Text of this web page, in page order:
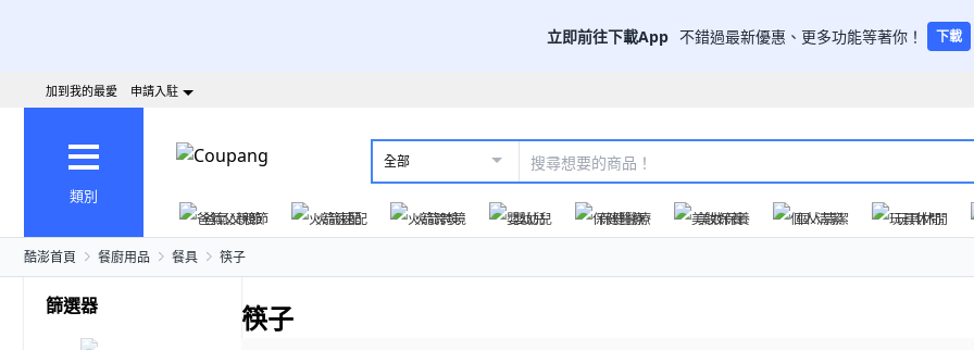
立即前往下載App 不錯過最新優惠、更多功能等著你！ 下載
加到我的最愛 申請入駐
類別
全部
爸氣父親節 火箭速配 火箭跨境 嬰幼兒 保健醫療 美妝保養 個人清潔 玩具休閒
酷澎首頁 餐廚用品 餐具 筷子
篩選器 筷子